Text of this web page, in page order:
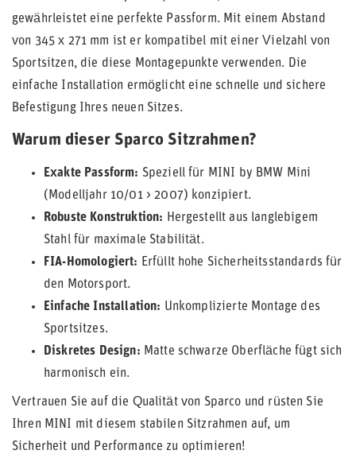
gewährleistet eine perfekte Passform. Mit einem Abstand
von 345 x 271 mm ist er kompatibel mit einer Vielzahl von
Sportsitzen, die diese Montagepunkte verwenden. Die
einfache Installation ermöglicht eine schnelle und sichere
Befestigung Ihres neuen Sitzes.
Warum dieser Sparco Sitzrahmen?
Exakte Passform: Speziell für MINI by BMW Mini
(Modelljahr 10/01 > 2007) konzipiert.
Robuste Konstruktion: Hergestellt aus langlebigem
Stahl für maximale Stabilität.
FIA-Homologiert: Erfüllt hohe Sicherheitsstandards für
den Motorsport.
Einfache Installation: Unkomplizierte Montage des
Sportsitzes.
Diskretes Design: Matte schwarze Oberfläche fügt sich
harmonisch ein.
Vertrauen Sie auf die Qualität von Sparco und rüsten Sie
Ihren MINI mit diesem stabilen Sitzrahmen auf, um
Sicherheit und Performance zu optimieren!